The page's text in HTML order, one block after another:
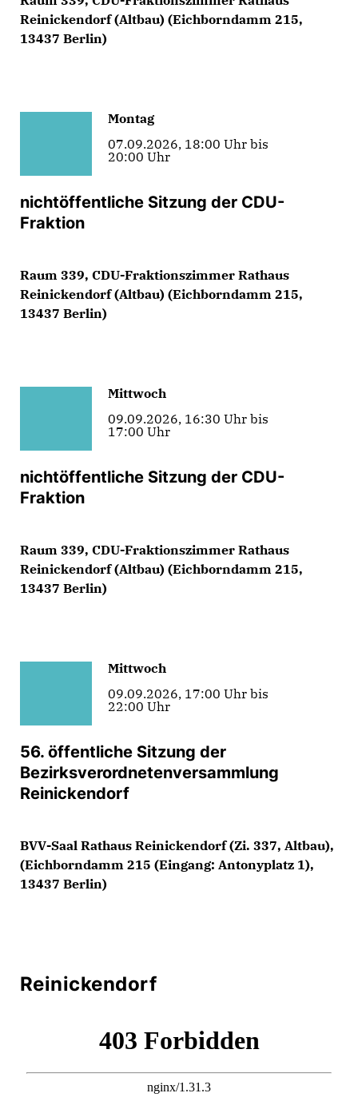
Reinickendorf (Altbau) (Eichborndamm 215,
13437 Berlin)
Montag
07.09.2026, 18:00 Uhr bis
20:00 Uhr
nichtöffentliche Sitzung der CDU-
Fraktion
Raum 339, CDU-Fraktionszimmer Rathaus
Reinickendorf (Altbau) (Eichborndamm 215,
13437 Berlin)
Mittwoch
09.09.2026, 16:30 Uhr bis
17:00 Uhr
nichtöffentliche Sitzung der CDU-
Fraktion
Raum 339, CDU-Fraktionszimmer Rathaus
Reinickendorf (Altbau) (Eichborndamm 215,
13437 Berlin)
Mittwoch
09.09.2026, 17:00 Uhr bis
22:00 Uhr
56. öffentliche Sitzung der
Bezirksverordnetenversammlung
Reinickendorf
BVV-Saal Rathaus Reinickendorf (Zi. 337, Altbau),
(Eichborndamm 215 (Eingang: Antonyplatz 1),
13437 Berlin)
Reinickendorf